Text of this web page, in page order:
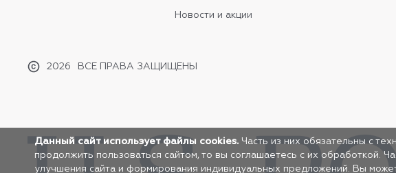
2026 ВСЕ ПРАВА ЗАЩИЩЕНЫ
Новости и акции
Данный сайт использует файлы cookies. Часть из них обязательны с
продолжить пользоваться сайтом, то вы соглашаетесь с их обработкой.
улучшения сайта и формирования индивидуальных предложений. Вы